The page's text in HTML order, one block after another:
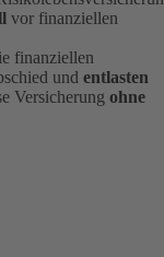
vor finanziellen
finanziellen
und entlasten
Versicherung ohne